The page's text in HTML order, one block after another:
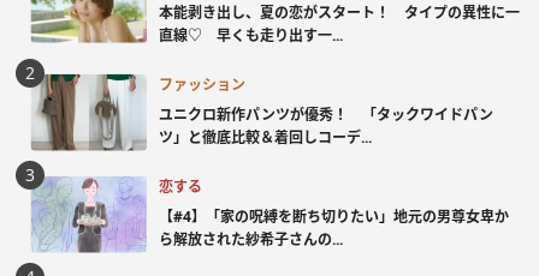
本能剥き出し、夏の恋がスタート！ タイプの異性に一
直線♡ 早くも走り出す一...
ファッション
ユニクロ新作パンツが優秀！ 「タックワイドパン
ツ」と徹底比較＆着回しコーデ...
恋する
【#4】「家の呪縛を断ち切りたい」地元の男尊女卑か
ら解放された紗希子さんの...